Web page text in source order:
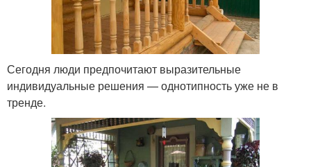
Сегодня люди предпочитают выразительные
индивидуальные решения — однотипность уже не в
тренде.